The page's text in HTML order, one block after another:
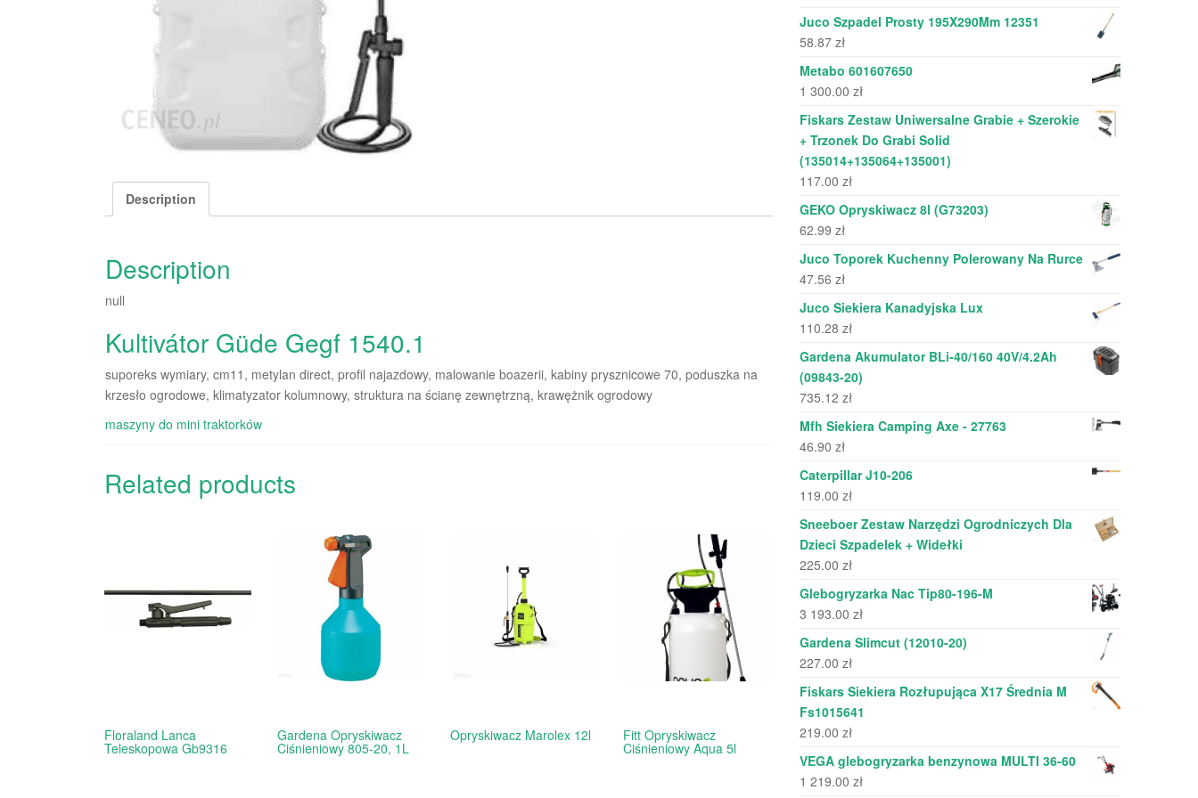
Description
Description
null
Kultivátor Güde Gegf 1540.1
suporeks wymiary, cm11, metylan direct, profil najazdowy, malowanie boazerii, kabiny prysznicowe 70, poduszka na
krzesło ogrodowe, klimatyzator kolumnowy, struktura na ścianę zewnętrzną, krawężnik ogrodowy
maszyny do mini traktorków
Related products
Floraland Lanca
Teleskopowa Gb9316
Gardena Opryskiwacz
Ciśnieniowy 805-20, 1L
Opryskiwacz Marolex 12l Fitt Opryskiwacz
Ciśnieniowy Aqua 5l
Juco Szpadel Prosty 195X290Mm 12351
58.87 zł
Metabo 601607650
1 300.00 zł
Fiskars Zestaw Uniwersalne Grabie + Szerokie
+ Trzonek Do Grabi Solid
(135014+135064+135001)
117.00 zł
GEKO Opryskiwacz 8l (G73203)
62.99 zł
Juco Toporek Kuchenny Polerowany Na Rurce
47.56 zł
Juco Siekiera Kanadyjska Lux
110.28 zł
Gardena Akumulator BLi-40/160 40V/4.2Ah
(09843-20)
735.12 zł
Mfh Siekiera Camping Axe - 27763
46.90 zł
Caterpillar J10-206
119.00 zł
Sneeboer Zestaw Narzędzi Ogrodniczych Dla
Dzieci Szpadelek + Widełki
225.00 zł
Glebogryzarka Nac Tip80-196-M
3 193.00 zł
Gardena Slimcut (12010-20)
227.00 zł
Fiskars Siekiera Rozłupująca X17 Średnia M
Fs1015641
219.00 zł
VEGA glebogryzarka benzynowa MULTI 36-60
1 219.00 zł